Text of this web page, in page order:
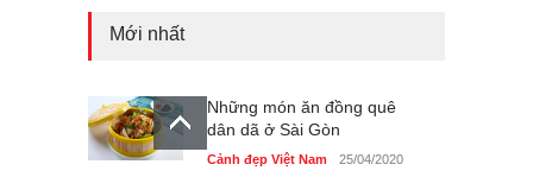
Mới nhất
Những món ăn đồng quê
dân dã ở Sài Gòn
Cảnh đẹp Việt Nam 25/04/2020